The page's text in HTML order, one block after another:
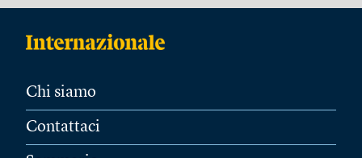
Chi siamo
Contattaci